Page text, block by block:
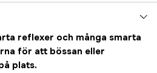
reflexer och många smarta
för att bössan eller
plats.